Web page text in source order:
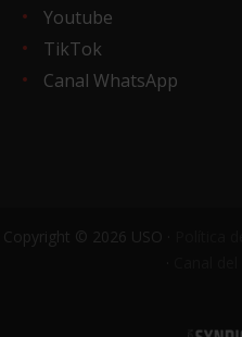
Youtube
TikTok
Canal WhatsApp
Copyright © 2026 USO ·